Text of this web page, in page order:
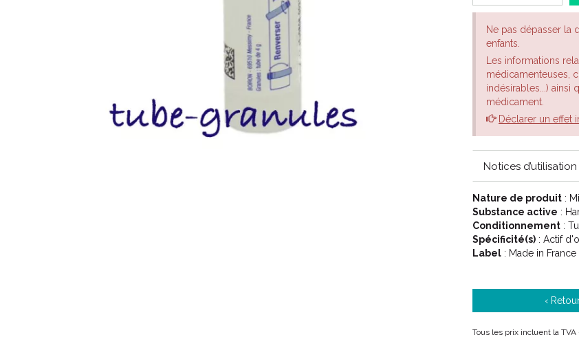
HARPAGOPHYTUM
métabolisme.
En rhumatologie : en
tendinite, de
chroniques, de
maladies d’origine
En gynécologie :
Dans les troubles
cas de crises de
Le conseil de votre
4CH Jaune
Ne pas dépasser la
enfants.
Les informations
médicamenteuses,
indésirables...) ainsi
médicament.
Déclarer un effet
Notices d’utilisation
Nature de produit :
Substance active :
Conditionnement :
Spécificité(s) : Actif
Label : Made in France
‹
Tous les prix incluent la